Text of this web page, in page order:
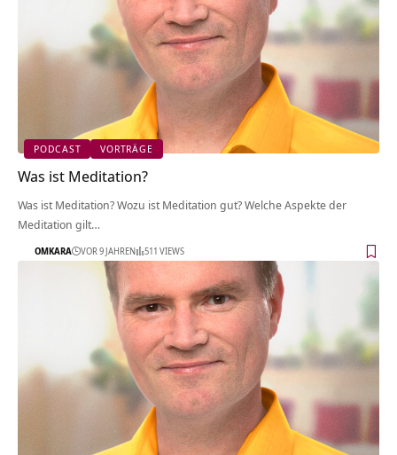
PODCAST VORTRÄGE
Was ist Meditation?
Was ist Meditation? Wozu ist Meditation gut? Welche Aspekte der
Meditation gilt…
OMKARA VOR 9 JAHREN 511 VIEWS